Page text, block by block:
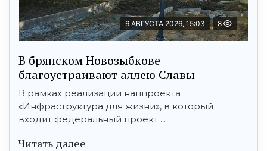
6 АВГУСТА 2026, 15:03 8
В брянском Новозыбкове
благоустраивают аллею Славы
В рамках реализации нацпроекта
«Инфраструктура для жизни», в который
входит федеральный проект ...
Читать далее